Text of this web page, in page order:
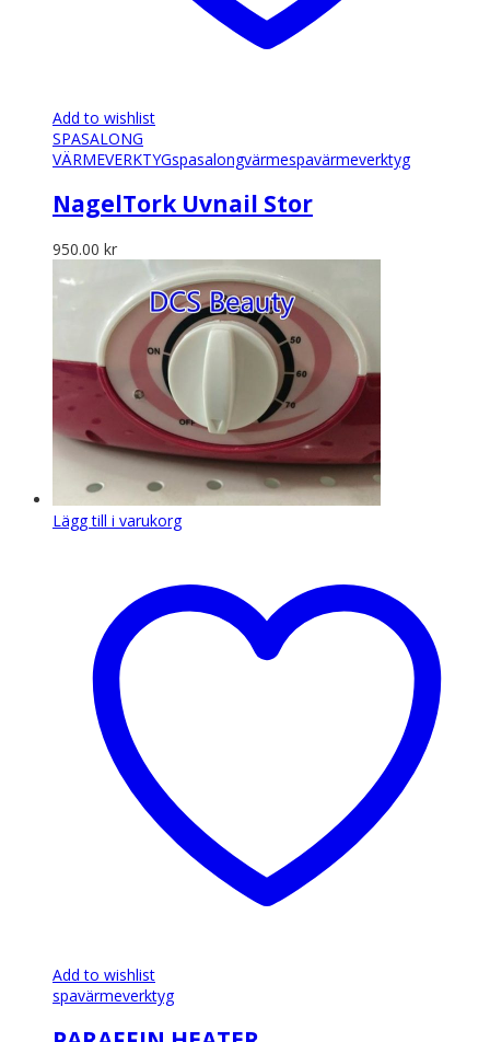
Add to wishlist
SPASALONG
VÄRMEVERKTYGspasalongvärmespavärmeverktyg
NagelTork Uvnail Stor
950.00 kr
Lägg till i varukorg
Add to wishlist
spavärmeverktyg